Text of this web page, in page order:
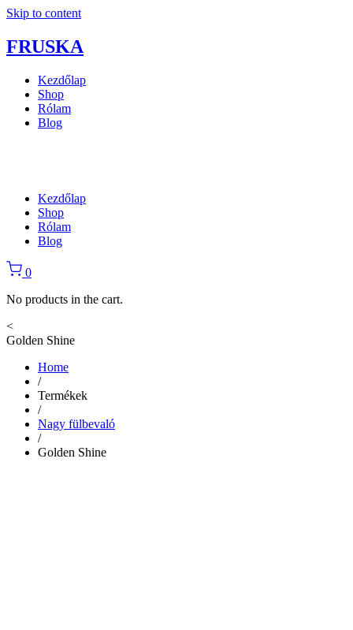
Skip to content
FRUSKA
Kezdőlap
Shop
Rólam
Blog
Kezdőlap
Shop
Rólam
Blog
0
No products in the cart.
<
Golden Shine
Home
/
Termékek
/
Nagy fülbevaló
/
Golden Shine